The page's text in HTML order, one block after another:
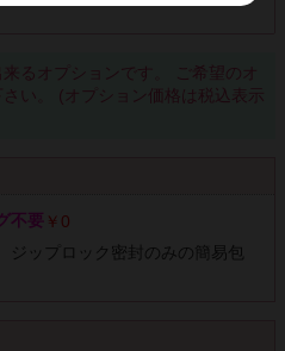
るオプションです。 ご希望のオ
い。 (オプション価格は税込表示
不要 ￥0
ジップロック密封のみの簡易包